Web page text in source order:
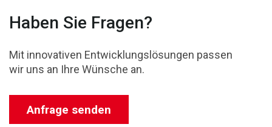
Haben Sie Fragen?
Mit innovativen Entwicklungslösungen passen
wir uns an Ihre Wünsche an.
Anfrage senden